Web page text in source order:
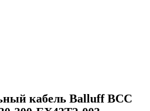
кабель Balluff BCC